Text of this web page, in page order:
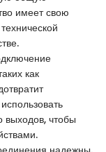
имеет свою
как
чтобы